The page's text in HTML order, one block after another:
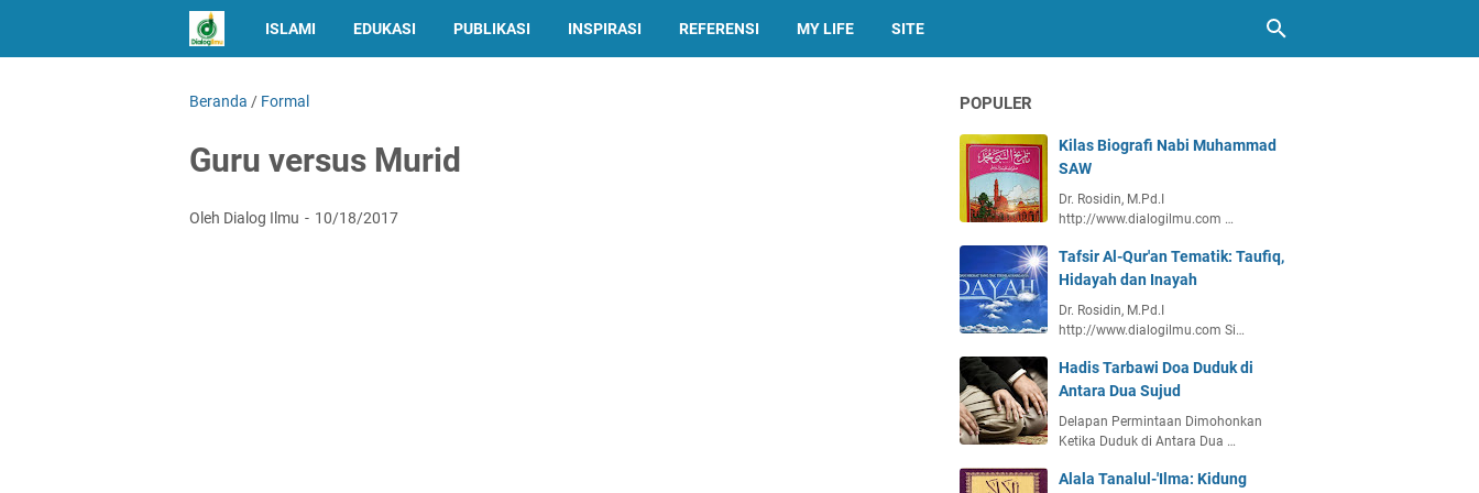
ISLAMI EDUKASI PUBLIKASI INSPIRASI REFERENSI MY LIFE SITE
Beranda / Formal
Guru versus Murid
Oleh Dialog Ilmu 10/18/2017
POPULER
Kilas Biografi Nabi Muhammad
SAW
Dr. Rosidin, M.Pd.I
http://www.dialogilmu.com …
Tafsir Al-Qur'an Tematik: Taufiq,
Hidayah dan Inayah
Dr. Rosidin, M.Pd.I
http://www.dialogilmu.com Si…
Hadis Tarbawi Doa Duduk di
Antara Dua Sujud
Delapan Permintaan Dimohonkan
Ketika Duduk di Antara Dua …
Alala Tanalul-'Ilma: Kidung